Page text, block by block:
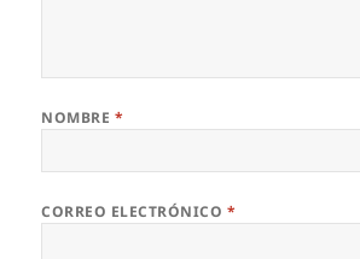
NOMBRE *
CORREO ELECTRÓNICO *